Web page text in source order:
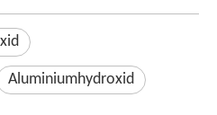
Aluminiumhydroxid